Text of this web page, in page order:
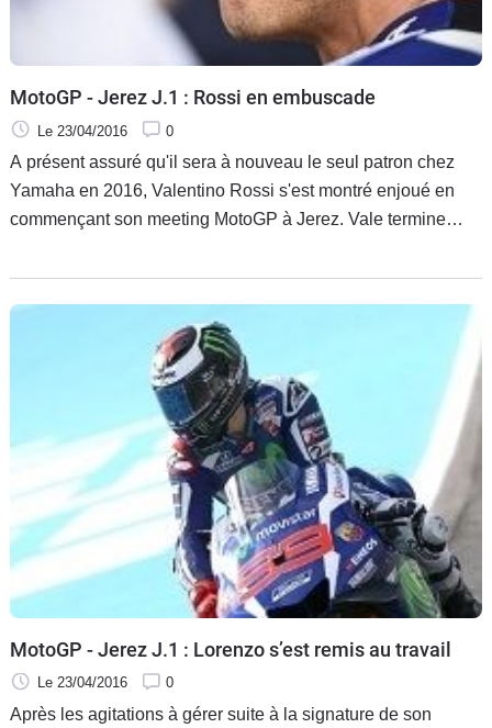
MotoGP - Jerez J.1 : Rossi en embuscade
Le 23/04/2016 0
A présent assuré qu'il sera à nouveau le seul patron chez
Yamaha en 2016, Valentino Rossi s'est montré enjoué en
commençant son meeting MotoGP à Jerez. Vale termine
sensations qui lui donnent la certitude qu'il va pouvoir faire
bien mieux.
MotoGP - Jerez J.1 : Lorenzo s’est remis au travail
Le 23/04/2016 0
Après les agitations à gérer suite à la signature de son